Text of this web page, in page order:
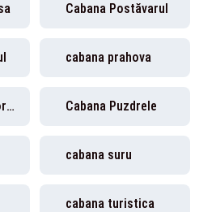
Cabana Postăvarul
cabana prahova
Cabana prietenilor sai Cabana Puzdrele
cabana suru
cabana turistica